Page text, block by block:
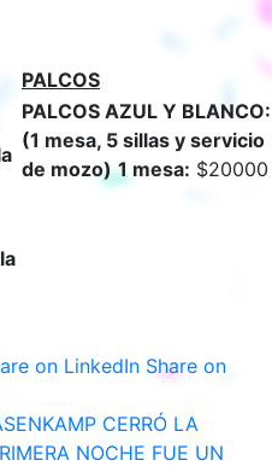
PALCOS
PALCOS AZUL Y BLANCO:
(1 mesa, 5 sillas y servicio
de mozo) 1 mesa: $20000
on LinkedInShare
LinkedIn
Share on
CERRÓ LA
NOCHE FUE UN